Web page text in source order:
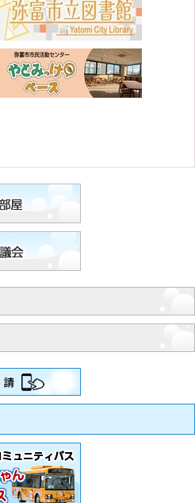
いち県勢要覧2027の予約申込受付
します。（7月30日）